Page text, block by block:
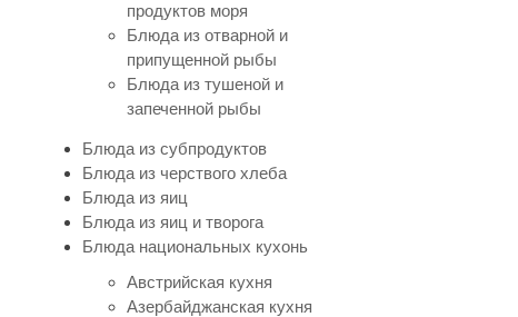
продуктов моря
Блюда из отварной и
припущенной рыбы
Блюда из тушеной и
запеченной рыбы
Блюда из субпродуктов
Блюда из черствого хлеба
Блюда из яиц
Блюда из яиц и творога
Блюда национальных кухонь
Австрийская кухня
Азербайджанская кухня